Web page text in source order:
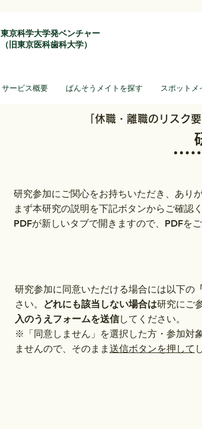
東京科学大学発ベンチャー
（旧東京医科歯科大学）
サービス概要 ばんそうメイトを探す スポットメ
「休職・離職のリスク
研究参加にご関心をお持ちいただき、あり
まず本研究の説明を下記ボタンからご確認く
PDFが新しいタブで開きますので、PDFを
研究参加に同意いただける場合には以下の
さい。
どれにも該当しない場合は研究にご
入のうえフォームを送信してください。
​※「同意しません」を選択した方・参加対
ませんので、そのまま​ 送信ボタンを押して